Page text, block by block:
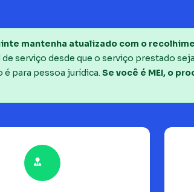
mantenha atualizado com o
serviço desde que o serviço prestado
para pessoa jurídica. Se você é MEI, o